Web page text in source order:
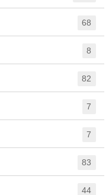
68
8
82
7
7
83
44